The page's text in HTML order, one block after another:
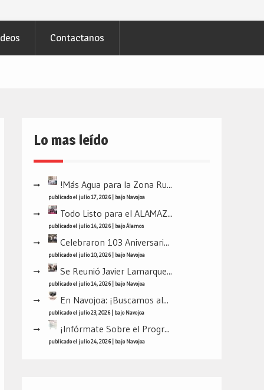
Contactanos
Lo mas leído
!Más Agua para la Zona Ru...
publicado el julio 17, 2026| bajoNavojoa
Todo Listo para el ALAMAZ...
publicado el julio 14, 2026| bajoÁlamos
Celebraron 103 Aniversari...
publicado el julio 10, 2026| bajoNavojoa
Se Reunió Javier Lamarque...
publicado el julio 14, 2026| bajoNavojoa
En Navojoa: ¡Buscamos al...
publicado el julio 23, 2026| bajoNavojoa
¡Infórmate Sobre el Progr...
publicado el julio 24, 2026| bajoNavojoa